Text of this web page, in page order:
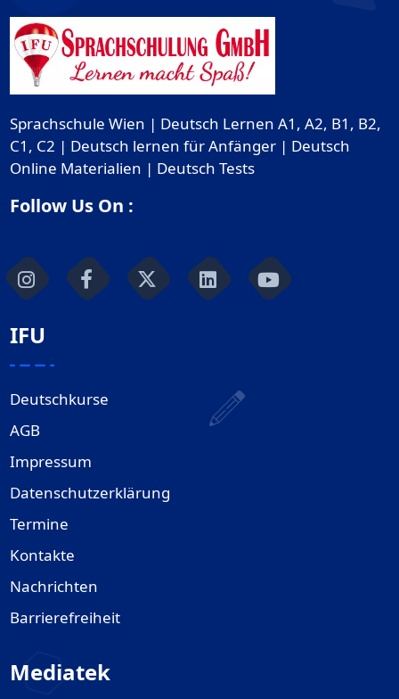
Sprachschule Wien | Deutsch Lernen A1, A2, B1, B2,
C1, C2 | Deutsch lernen für Anfänger | Deutsch
Online Materialien | Deutsch Tests
Follow Us On :
IFU
Deutschkurse
AGB
Impressum
Datenschutzerklärung
Termine
Kontakte
Nachrichten
Barrierefreiheit
Mediatek